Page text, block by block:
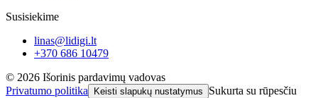
Susisiekime
linas@lidigi.lt
+370 686 10479
© 2026 Išorinis pardavimų vadovas
Privatumo politika
Keisti slapukų nustatymus
Sukurta su rūpesčiu